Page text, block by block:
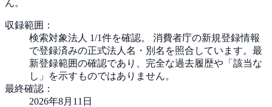
ん。
収録範囲：
検索対象法人 1/1件を確認。 消費者庁の新規登録情報
で登録済みの正式法人名・別名を照合しています。最
新登録範囲の確認であり、完全な過去履歴や「該当な
し」を示すものではありません。
最終確認：
2026年8月11日